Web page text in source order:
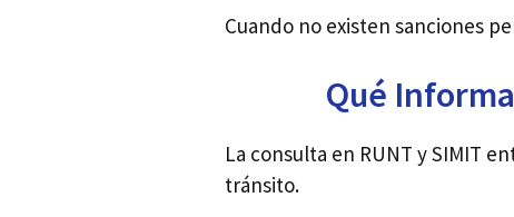
Cuando no existen sanciones
Qué
La consulta en RUNT y SIMIT
tránsito.